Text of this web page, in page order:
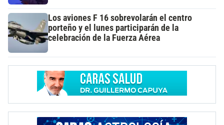
Los aviones F 16 sobrevolarán el centro
porteño y el lunes participarán de la
celebración de la Fuerza Aérea